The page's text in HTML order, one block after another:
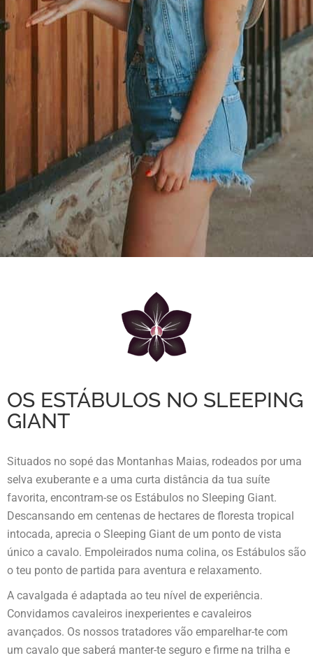
OS ESTÁBULOS NO SLEEPING
GIANT
Situados no sopé das Montanhas Maias, rodeados por uma
selva exuberante e a uma curta distância da tua suíte
favorita, encontram-se os Estábulos no Sleeping Giant.
Descansando em centenas de hectares de floresta tropical
intocada, aprecia o Sleeping Giant de um ponto de vista
único a cavalo. Empoleirados numa colina, os Estábulos são
o teu ponto de partida para aventura e relaxamento.
A cavalgada é adaptada ao teu nível de experiência.
Convidamos cavaleiros inexperientes e cavaleiros
avançados. Os nossos tratadores vão emparelhar-te com
um cavalo que saberá manter-te seguro e firme na trilha e